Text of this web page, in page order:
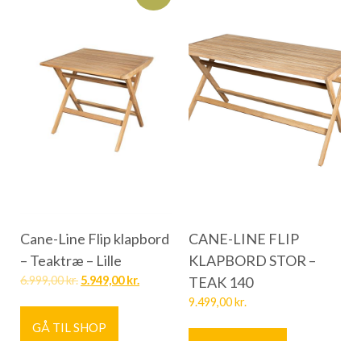
Cane-Line Flip klapbord
– Teaktræ – Lille
6.999,00kr. 5.949,00kr.
GÅ TIL SHOP
CANE-LINE FLIP
KLAPBORD STOR –
TEAK 140
9.499,00kr.